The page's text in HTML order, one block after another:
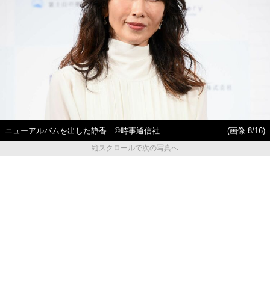
ニューアルバムを出した静香 ©時事通信社
(画像 8/16)
縦スクロールで次の写真へ